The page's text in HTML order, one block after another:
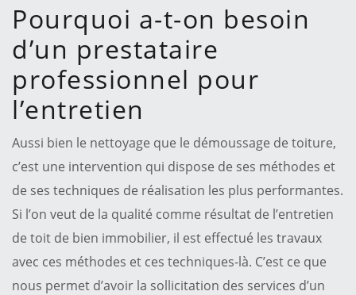
Pourquoi a-t-on besoin
d’un prestataire
professionnel pour
l’entretien
Aussi bien le nettoyage que le démoussage de toiture,
c’est une intervention qui dispose de ses méthodes et
de ses techniques de réalisation les plus performantes.
Si l’on veut de la qualité comme résultat de l’entretien
de toit de bien immobilier, il est effectué les travaux
avec ces méthodes et ces techniques-là. C’est ce que
nous permet d’avoir la sollicitation des services d’un